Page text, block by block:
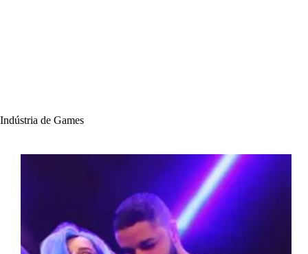
Indústria de Games